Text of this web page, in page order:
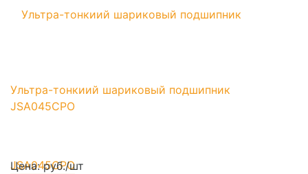
Ультра-тонкиий шариковый подшипник
JSA045CPO
Цена: руб./шт